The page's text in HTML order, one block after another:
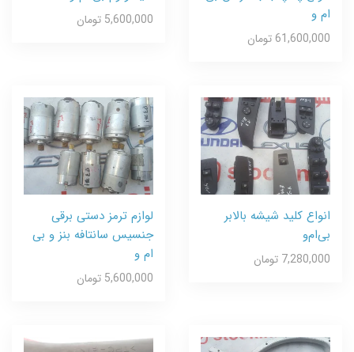
ام و
61,600,000 تومان
5,600,000 تومان
انواع کلید شیشه بالابر
بی‌ام‌و
7,280,000 تومان
لوازم ترمز دستی برقی
جنسیس سانتافه بنز و بی
ام و
5,600,000 تومان